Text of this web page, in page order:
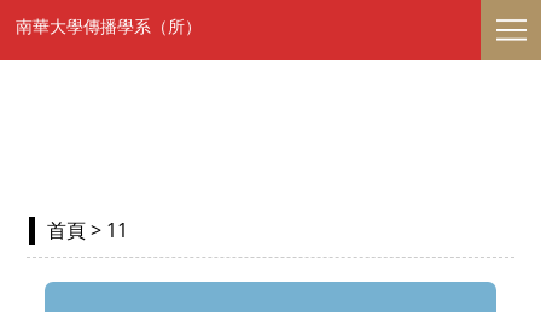
南華大學傳播學系（所）
首頁> 11